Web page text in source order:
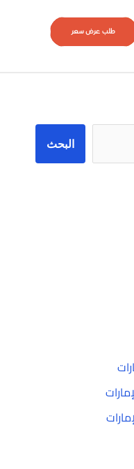
طلب عرض سعر
البحث